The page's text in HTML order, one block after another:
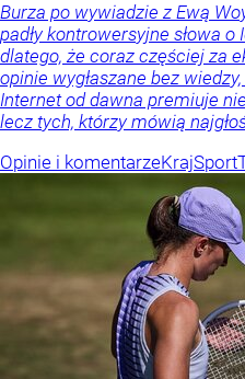
Burza po wywiadzie z Ewą
padły kontrowersyjne słowa o
dlatego, że coraz częściej za
opinie wygłaszane bez
Internet od dawna premiuje
lecz tych, którzy mówią
Opinie i komentarzeKrajSport